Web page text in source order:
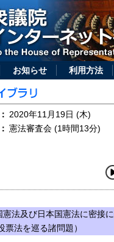
お知らせ 利用方法
： 2020年11月19日 (木)
： 憲法審査会 (1時間13分)
憲法及び日本国憲法に密接
票法を巡る諸問題）